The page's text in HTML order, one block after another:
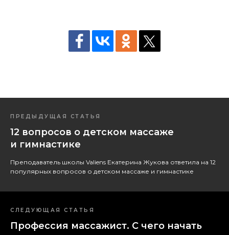
ПРЕДЫДУЩАЯ СТАТЬЯ
12 вопросов о детском массаже
и гимнастике
Преподаватель школы Valiens Екатерина Жукова ответила на 12
популярных вопросов о детском массаже и гимнастике
СЛЕДУЮЩАЯ СТАТЬЯ
Профессия массажист. С чего начать